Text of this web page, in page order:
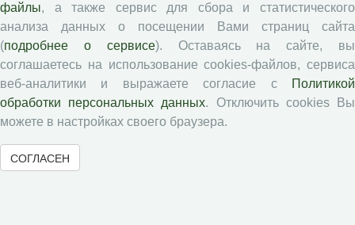
Экономические и социальные перемены
Проблемы развития территории
Вопросы территориального развития
Социальное пространство
Юный экономист
АгроЗооТехника
файлы, а также сервис для сбора и статистического
анализа данных о посещении Вами страниц сайта
(подробнее о сервисе). Оставаясь на сайте, вы
соглашаетесь на использование cookies-файлов, сервиса
веб-аналитики и выражаете согласие с
Политикой
обработки персональных данных. Отключить cookies Вы
можете в настройках своего браузера.
СОГЛАСЕН